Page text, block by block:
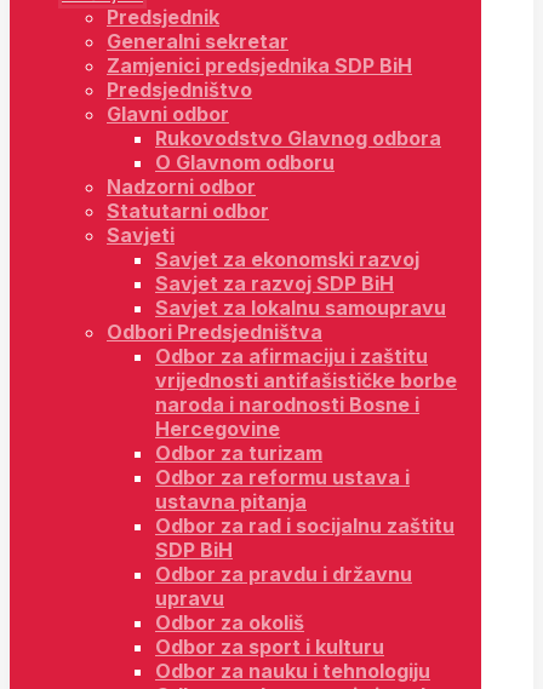
Predsjednik
Generalni sekretar
Zamjenici predsjednika SDP BiH
Predsjedništvo
Glavni odbor
Rukovodstvo Glavnog odbora
O Glavnom odboru
Nadzorni odbor
Statutarni odbor
Savjeti
Savjet za ekonomski razvoj
Savjet za razvoj SDP BiH
Savjet za lokalnu samoupravu
Odbori Predsjedništva
Odbor za afirmaciju i zaštitu
vrijednosti antifašističke borbe
naroda i narodnosti Bosne i
Hercegovine
Odbor za turizam
Odbor za reformu ustava i
ustavna pitanja
Odbor za rad i socijalnu zaštitu
SDP BiH
Odbor za pravdu i državnu
upravu
Odbor za okoliš
Odbor za sport i kulturu
Odbor za nauku i tehnologiju